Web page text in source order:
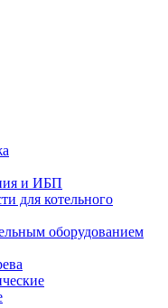
и ИБП
для котельного
оборудованием